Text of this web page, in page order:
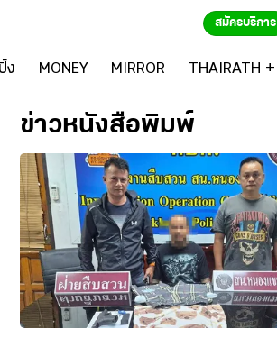
สมัครบริการ
ง MONEY MIRROR THAIRATH +
ข่าวหนังสือพิมพ์